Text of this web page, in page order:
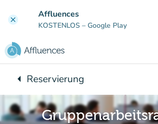
clear Affluences
KOSTENLOS – Google Play
arrow_leftZurück zu:
Reservierung